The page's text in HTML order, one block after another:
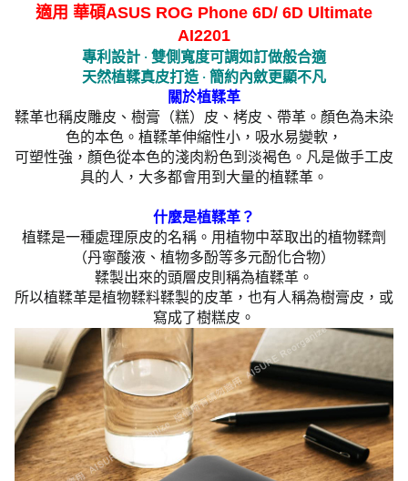
適用 華碩ASUS ROG Phone 6D/ 6D Ultimate
AI2201
專利設計 ‧ 雙側寬度可調如訂做般合適
天然植鞣真皮打造 ‧ 簡約內斂更顯不凡
關於植鞣革
鞣革也稱皮雕皮、樹膏（糕）皮、栲皮、帶革。顏色為未染
色的本色。植鞣革伸縮性小，吸水易變軟，
可塑性強，顏色從本色的淺肉粉色到淡褐色。凡是做手工皮
具的人，大多都會用到大量的植鞣革。
什麼是植鞣革？
植鞣是一種處理原皮的名稱。用植物中萃取出的植物鞣劑
（丹寧酸液、植物多酚等多元酚化合物）
鞣製出來的頭層皮則稱為植鞣革。
所以植鞣革是植物鞣料鞣製的皮革，也有人稱為樹膏皮，或
寫成了樹糕皮。